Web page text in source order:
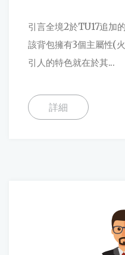
引言全境2於TU17追加
該背包擁有3個主屬性(
引人的特色就在於其...
詳細